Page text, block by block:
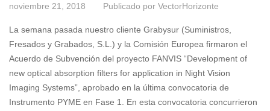
noviembre 21, 2018 Publicado por VectorHorizonte
La semana pasada nuestro cliente Grabysur (Suministros,
Fresados y Grabados, S.L.) y la Comisión Europea firmaron el
Acuerdo de Subvención del proyecto FANVIS “Development of
new optical absorption filters for application in Night Vision
Imaging Systems”, aprobado en la última convocatoria de
Instrumento PYME en Fase 1. En esta convocatoria concurrieron